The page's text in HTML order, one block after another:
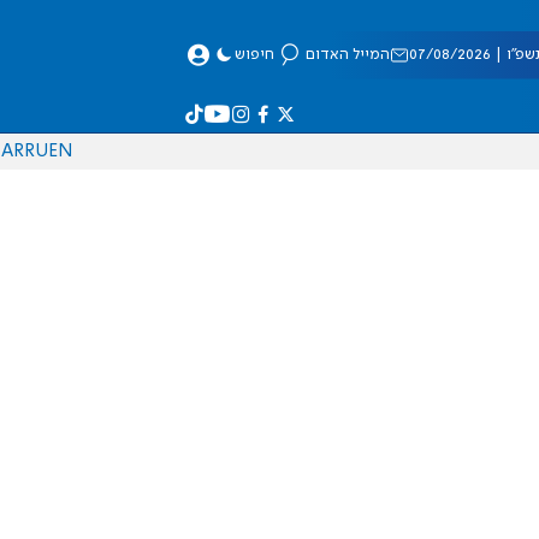
08/2026 המייל האדום חיפוש
EN
RU
AR